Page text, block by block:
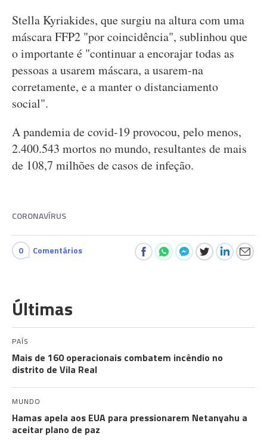
Stella Kyriakides, que surgiu na altura com uma
máscara FFP2 "por coincidência", sublinhou que
o importante é "continuar a encorajar todas as
pessoas a usarem máscara, a usarem-na
corretamente, e a manter o distanciamento
social".
A pandemia de covid-19 provocou, pelo menos,
2.400.543 mortos no mundo, resultantes de mais
de 108,7 milhões de casos de infeção.
CORONAVÍRUS
0 Comentários
Últimas
PAÍS
Mais de 160 operacionais combatem incêndio no
distrito de Vila Real
MUNDO
Hamas apela aos EUA para pressionarem Netanyahu a
aceitar plano de paz